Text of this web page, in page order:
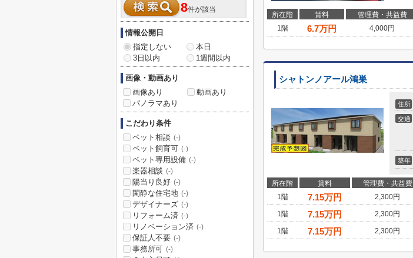
所在階 賃料 管理費・共益費
1階
6.7万円 4,000円
シャトンノアール鴻巣
住所
交通
築年
所在階 賃料 管理費・共益費
1階
7.15万円 2,300円
1階
7.15万円 2,300円
1階
7.15万円 2,300円
8件が該当
情報公開日
指定しない
本日
3日以内
1週間以内
画像・動画あり
画像あり
動画あり
パノラマあり
こだわり条件
ペット相談 (-)
ペット飼育可 (-)
ペット専用設備 (-)
楽器相談 (-)
陽当り良好 (-)
閑静な住宅地 (-)
デザイナーズ (-)
リフォーム済 (-)
リノベーション済 (-)
保証人不要 (-)
事務所可 (-)